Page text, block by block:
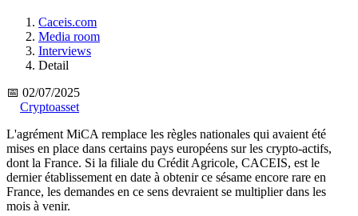
Caceis.com
Media room
Interviews
Detail
📅 02/07/2025
Cryptoasset
L'agrément MiCA remplace les règles nationales qui avaient été
mises en place dans certains pays européens sur les crypto-actifs,
dont la France. Si la filiale du Crédit Agricole, CACEIS, est le
dernier établissement en date à obtenir ce sésame encore rare en
France, les demandes en ce sens devraient se multiplier dans les
mois à venir.